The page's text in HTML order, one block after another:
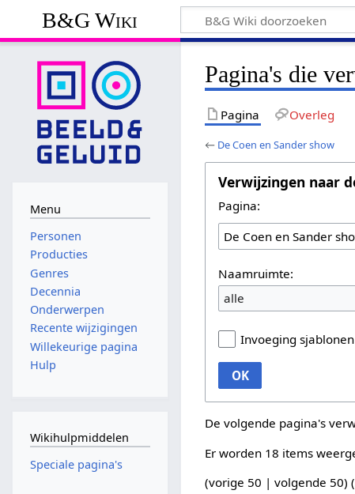
B&G Wiki
Pagina's die
Pagina Overleg
← De Coen en Sander show
Verwijzingen naar
Pagina:
Naamruimte:
alle
Invoeging
OK
De volgende pagina's
Er worden 18 items
(vorige 50 |volgende 50) (
Menu
Personen
Producties
Genres
Decennia
Onderwerpen
Recente wijzigingen
Willekeurige pagina
Hulp
Wikihulpmiddelen
Speciale pagina's